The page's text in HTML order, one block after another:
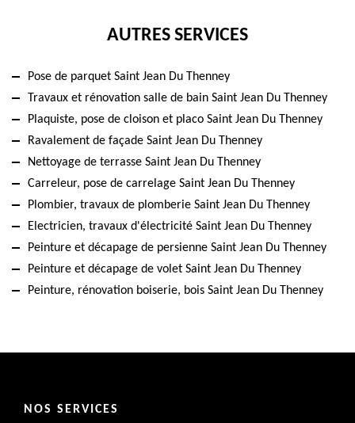
AUTRES SERVICES
Pose de parquet Saint Jean Du Thenney
Travaux et rénovation salle de bain Saint Jean Du Thenney
Plaquiste, pose de cloison et placo Saint Jean Du Thenney
Ravalement de façade Saint Jean Du Thenney
Nettoyage de terrasse Saint Jean Du Thenney
Carreleur, pose de carrelage Saint Jean Du Thenney
Plombier, travaux de plomberie Saint Jean Du Thenney
Electricien, travaux d'électricité Saint Jean Du Thenney
Peinture et décapage de persienne Saint Jean Du Thenney
Peinture et décapage de volet Saint Jean Du Thenney
Peinture, rénovation boiserie, bois Saint Jean Du Thenney
NOS SERVICES